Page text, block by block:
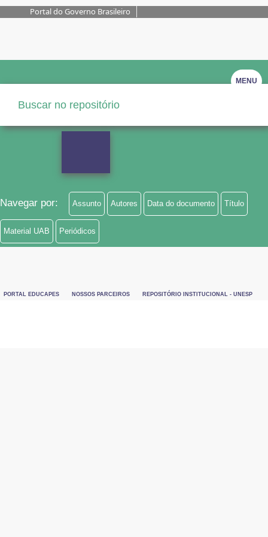
Portal do Governo Brasileiro
MENU
Navegar por: Assunto Autores Data do documento Título
Material UAB Periódicos
PORTAL EDUCAPES NOSSOS PARCEIROS REPOSITÓRIO INSTITUCIONAL - UNESP